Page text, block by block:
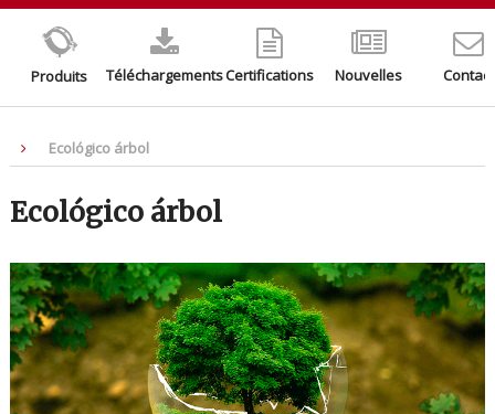
Produits TéléchargementsCertifications Nouvelles Contact
Ecológico árbol
Ecológico árbol